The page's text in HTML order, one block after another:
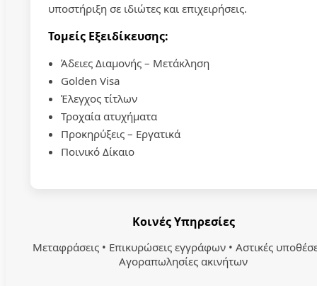
υποστήριξη σε ιδιώτες και επιχειρήσεις.
Τομείς Εξειδίκευσης:
Άδειες Διαμονής – Μετάκληση
Golden Visa
Έλεγχος τίτλων
Τροχαία ατυχήματα
Προκηρύξεις – Εργατικά
Ποινικό Δίκαιο
Κοινές Υπηρεσίες
Μεταφράσεις • Επικυρώσεις εγγράφων • Αστικές
Αγοραπωλησίες ακινήτων